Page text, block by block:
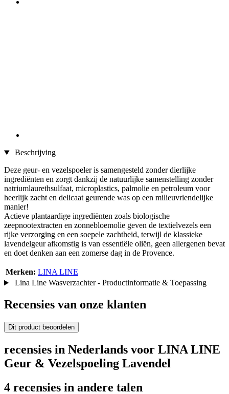
Beschrijving
Deze geur- en vezelspoeler is samengesteld zonder dierlijke
ingrediënten en zorgt dankzij de natuurlijke samenstelling zonder
natriumlaurethsulfaat, microplastics, palmolie en petroleum voor
heerlijk zacht en delicaat geurende was op een milieuvriendelijke
manier!
Actieve plantaardige ingrediënten zoals biologische
zeepnootextracten en zonnebloemolie geven de textielvezels een
rijke verzorging en een soepele zachtheid, terwijl de klassieke
lavendelgeur afkomstig is van essentiële oliën, geen allergenen bevat
en doet denken aan een zomerse dag in de Provence.
Merken: LINA LINE
Lina Line Wasverzachter - Productinformatie & Toepassing
Recensies van onze klanten
Dit product beoordelen
recensies in Nederlands voor LINA LINE
Geur & Vezelspoeling Lavendel
4 recensies in andere talen